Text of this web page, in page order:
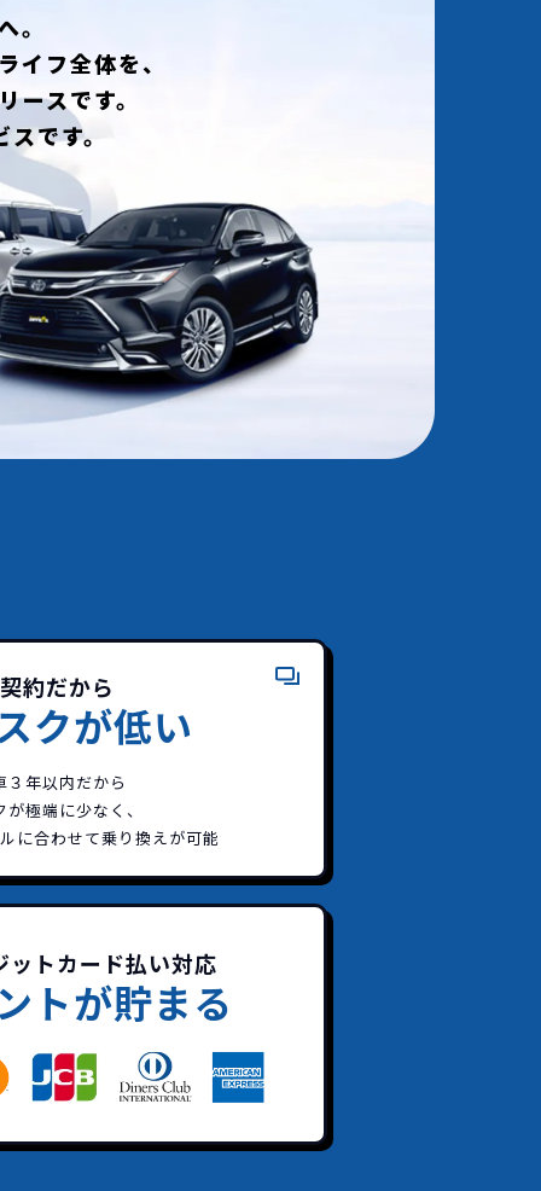
。
イフ全体を、
スです。
です。
約だから
クが低い
３年以内だから
極端に少なく、
に合わせて乗り換えが可能
ットカード払い対応
トが貯まる
対応が可能です。
要！